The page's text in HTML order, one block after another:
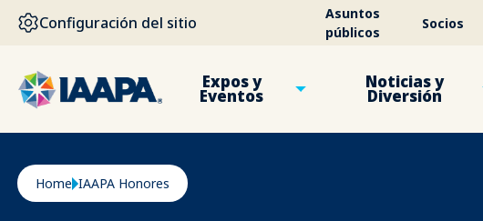
PASAR AL CONTENIDO PRINCIPAL
Configuración del sitio
Asuntos
públicos
Socios
Expos y
Eventos
Noticias y
Diversión
Ruta de navegación
Home IAAPA Honores